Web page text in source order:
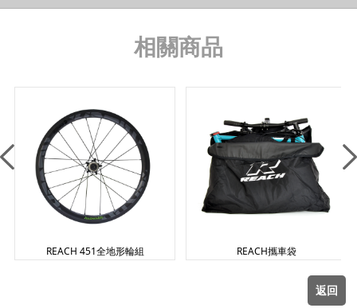
IL 以色列
CY 塞普勒斯
相關商品
REACH 451全地形輪組 REACH攜車袋
返回